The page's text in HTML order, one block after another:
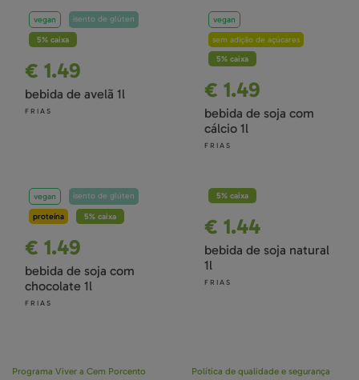
vegan
isento de glúten
5% caixa
€ 1.49
bebida de avelã 1l
FRIAS
vegan
sem adição de açúcares
5% caixa
€ 1.49
bebida de soja com
cálcio 1l
FRIAS
vegan
isento de glúten
proteína
5% caixa
€ 1.49
bebida de soja com
chocolate 1l
FRIAS
5% caixa
€ 1.44
bebida de soja natural
1l
FRIAS
Programa Viver a Cem Porcento
Política de qualidade e segurança